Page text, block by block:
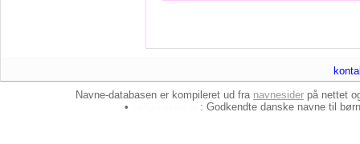
Navne-databasen er kompileret ud fra navnesider på nettet
•
: Godkendte danske navne til børn